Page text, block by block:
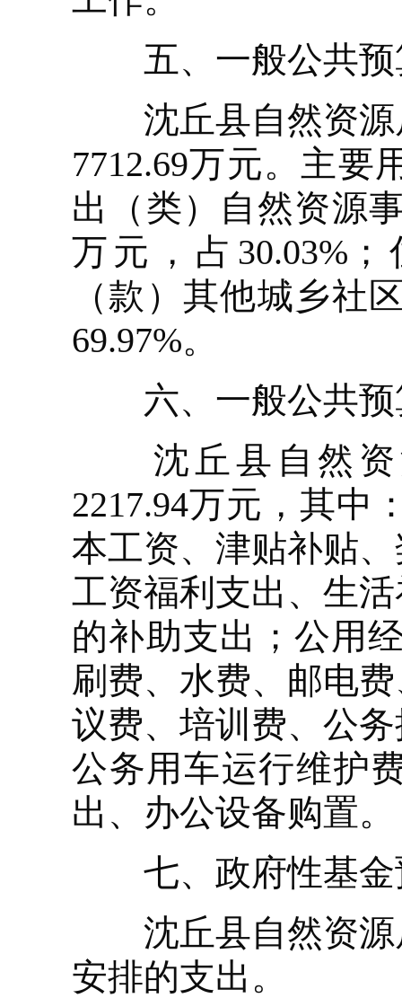
五、一般公共预
沈丘县自然资源
7712.69万元。主要
出（类）自然资源
万元，占30.03%
（款）其他城乡社
69.97%。
六、一般公共预
沈丘县自然资
2217.94万元，其中
本工资、津贴补贴
工资福利支出、生
的补助支出；公用
刷费、水费、邮电
议费、培训费、公
公务用车运行维护
出、办公设备购置。
七、政府性基金
沈丘县自然资源
安排的支出。